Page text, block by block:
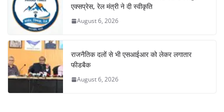
एक्सप्रेस, रेल मंत्री ने दी स्वीकृति
August 6, 2026
राजनैतिक दलों से भी एसआईआर को लेकर लगातार
फीडबैक
August 6, 2026